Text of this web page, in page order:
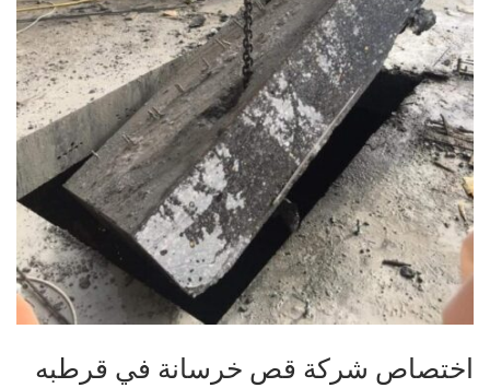
اختصاص شركة قص خرسانة في قرطبه